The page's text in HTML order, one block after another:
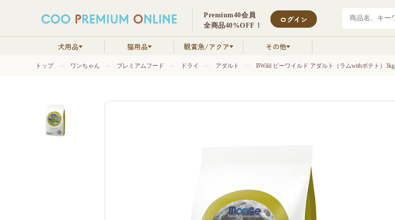
Premium40会員
全商品40%OFF！
ログイン
犬用品 猫用品 観賞魚/アクア その他
トップ ワンちゃん プレミアムフード ドライ アダルト BWild ビーワイルド アダルト（ラムwithポテト）3kg